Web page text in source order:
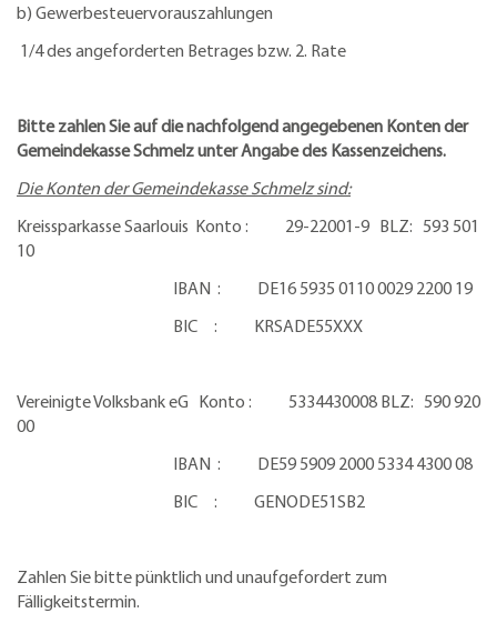
b) Gewerbesteuervorauszahlungen
1/4 des angeforderten Betrages bzw. 2. Rate
Bitte zahlen Sie auf die nachfolgend angegebenen Konten der
Gemeindekasse Schmelz unter Angabe des Kassenzeichens.
Die Konten der Gemeindekasse Schmelz sind:
Kreissparkasse Saarlouis Konto : 29-22001-9 BLZ: 593 501
10
IBAN : DE16 5935 0110 0029 2200 19
BIC : KRSADE55XXX
Vereinigte Volksbank eG Konto : 5334430008 BLZ: 590 920
00
IBAN : DE59 5909 2000 5334 4300 08
BIC : GENODE51SB2
Zahlen Sie bitte pünktlich und unaufgefordert zum
Fälligkeitstermin.